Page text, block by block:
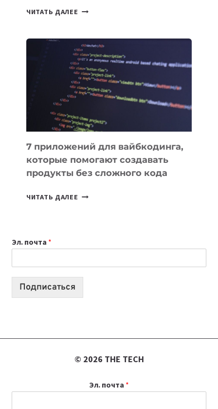
ЧИТАТЬ ДАЛЕЕ ТАСК-
ПОЛЕЗНЫХ
ИНСТРУМЕНТОВ
ДЛЯ
РАБОТЫ
7 приложений для вайбкодинга,
которые помогают создавать
продукты без сложного кода
ЧИТАТЬ ДАЛЕЕ
СОЗДАВАТЬ
ПРОДУКТЫ
Эл. почта *
Подписаться
© 2026 THE TECH
Эл. почта *